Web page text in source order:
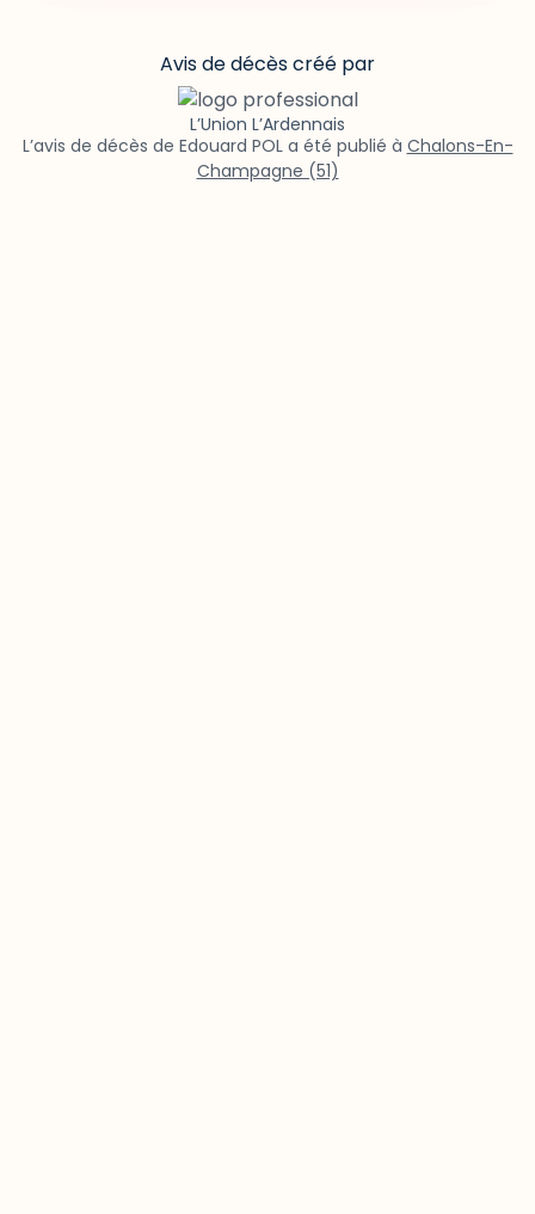
Avis de décès créé par
L’Union L’Ardennais
L’avis de décès de Edouard POL a été publié à Chalons-En-
Champagne (51)